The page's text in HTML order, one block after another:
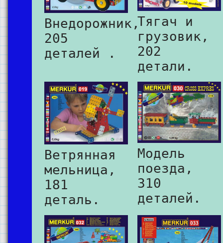
Внедорожник,
205
деталей .
Тягач и
грузовик,
202
детали.
Ветрянная
мельница,
181
деталь.
Модель
поезда,
310
деталей.